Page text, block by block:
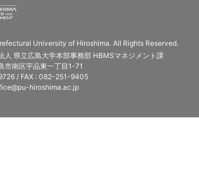
University of Hiroshima. All Rights Reserved.
人 県立広島大学本部事務部 HBMSマネジメント課
市南区宇品東一丁目1-71
/ FAX : 082-251-9405
hiroshima.ac.jp